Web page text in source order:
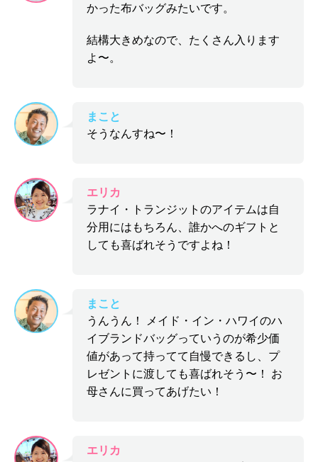
かった布バッグみたいです。
結構大きめなので、たくさん入ります
よ〜。
まこと
そうなんすね〜！
エリカ
ラナイ・トランジットのアイテムは自
分用にはもちろん、誰かへのギフトと
しても喜ばれそうですよね！
まこと
うんうん！ メイド・イン・ハワイのハ
イブランドバッグっていうのが希少価
値があって持ってて自慢できるし、プ
レゼントに渡しても喜ばれそう〜！ お
母さんに買ってあげたい！
エリカ